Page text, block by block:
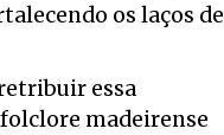
os laços de
essa
madeirense